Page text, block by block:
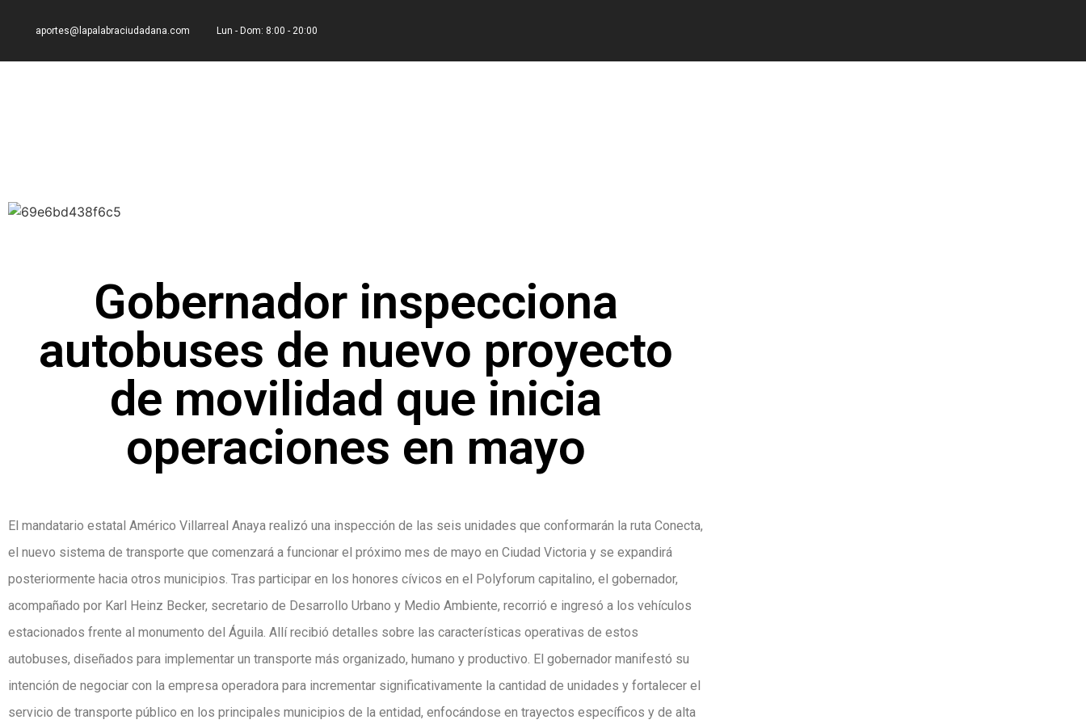
aportes@lapalabraciudadana.com Lun - Dom: 8:00 - 20:00
Gobernador inspecciona
autobuses de nuevo proyecto
de movilidad que inicia
operaciones en mayo
El mandatario estatal Américo Villarreal Anaya realizó una inspección de las seis unidades que conformarán la ruta Conecta,
el nuevo sistema de transporte que comenzará a funcionar el próximo mes de mayo en Ciudad Victoria y se expandirá
posteriormente hacia otros municipios. Tras participar en los honores cívicos en el Polyforum capitalino, el gobernador,
acompañado por Karl Heinz Becker, secretario de Desarrollo Urbano y Medio Ambiente, recorrió e ingresó a los vehículos
estacionados frente al monumento del Águila. Allí recibió detalles sobre las características operativas de estos
autobuses, diseñados para implementar un transporte más organizado, humano y productivo. El gobernador manifestó su
intención de negociar con la empresa operadora para incrementar significativamente la cantidad de unidades y fortalecer el
servicio de transporte público en los principales municipios de la entidad, enfocándose en trayectos específicos y de alta